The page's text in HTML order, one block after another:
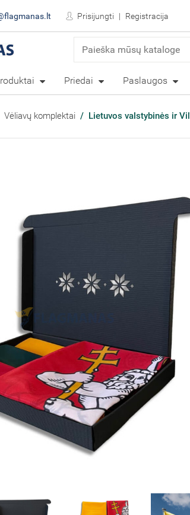
Prisijungti Registracija
Priedai Paslaugos
Vėliavų komplektai Lietuvos valstybinės ir